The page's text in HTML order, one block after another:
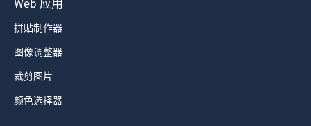
Web 应用
拼贴制作器
图像调整器
裁剪图片
颜色选择器